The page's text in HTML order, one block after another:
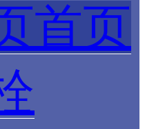
首页